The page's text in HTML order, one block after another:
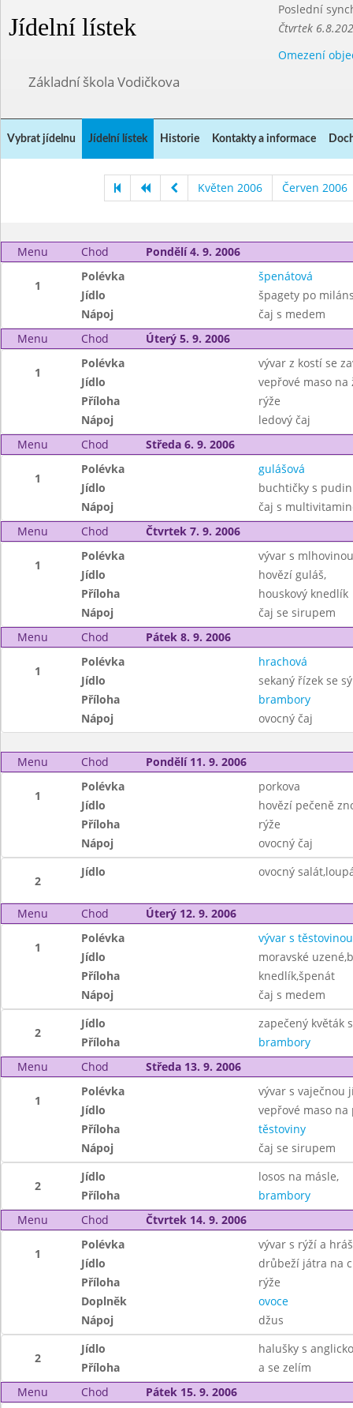
Jídelní lístek
Poslední
Čtvrtek
Omezení
Základní škola Vodičkova
Vybrat jídelnu Jídelní lístek Historie Kontakty a informace
Květen 2006 Červen 2006
Menu Chod Pondělí 4. 9. 2006
1
Polévka
špenátová
Jídlo
špagety po
Nápoj
čaj s medem
Menu
Chod Úterý 5. 9. 2006
1
Polévka
vývar z kostí se
Jídlo
vepřové maso na
Příloha
rýže
Nápoj
ledový čaj
Menu
Chod Středa 6. 9. 2006
1
Polévka
gulášová
Jídlo
buchtičky s
Nápoj
čaj s
Menu
Chod Čtvrtek 7. 9. 2006
1
Polévka
vývar s mlhovinou
Jídlo
hovězí guláš,
Příloha
houskový knedlík
Nápoj
čaj se sirupem
Menu
Chod Pátek 8. 9. 2006
1
Polévka
hrachová
Jídlo
sekaný řízek se
Příloha
brambory
Nápoj
ovocný čaj
Menu Chod Pondělí 11. 9. 2006
1
Polévka
porkova
Jídlo
hovězí pečeně
Příloha
rýže
Nápoj
ovocný čaj
2
Jídlo ovocný
Menu Chod Úterý 12. 9. 2006
1
Polévka
vývar s těstovinou
Jídlo
moravské
Příloha
knedlík,špenát
Nápoj
čaj s medem
2
Jídlo
zapečený květák
Příloha
brambory
Menu
Chod Středa 13. 9. 2006
1
Polévka
vývar s vaječnou
Jídlo
vepřové maso na
Příloha
těstoviny
Nápoj
čaj se sirupem
2
Jídlo
losos na másle,
Příloha
brambory
Menu
Chod Čtvrtek 14. 9. 2006
1
Polévka
vývar s rýží a
Jídlo
drůbeží játra na
Příloha
rýže
Doplněk
ovoce
Nápoj
džus
2
Jídlo
halušky s
Příloha
a se zelím
Menu
Chod Pátek 15. 9. 2006